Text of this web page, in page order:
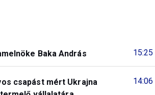
15:25
Baka András
14:06
csapást mért Ukrajna